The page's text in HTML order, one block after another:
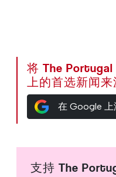
将 The Portugal
上的首选新闻来
在 Google 上
支持 The